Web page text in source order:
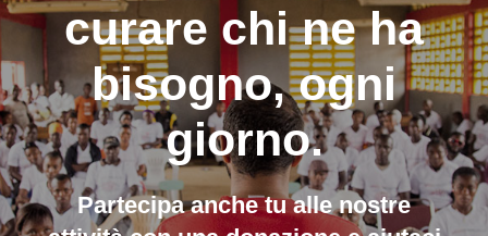
curare chi ne ha
bisogno, ogni
giorno.
Partecipa anche tu alle nostre